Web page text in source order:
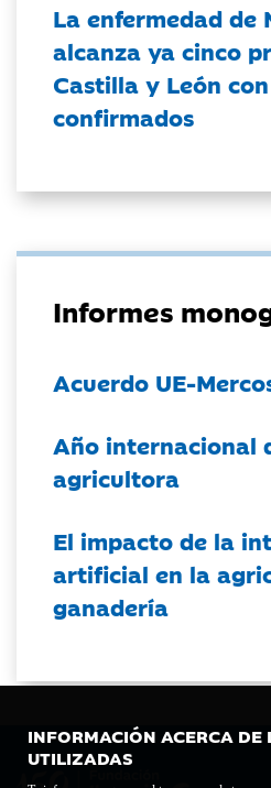
INFORMACIÓN ACERCA DE
UTILIZADAS
La enfermedad de
alcanza ya cinco
Castilla y León
confirmados
Informes
Acuerdo UE-
Año internacional
agricultora
El impacto de la
artificial en la
ganadería